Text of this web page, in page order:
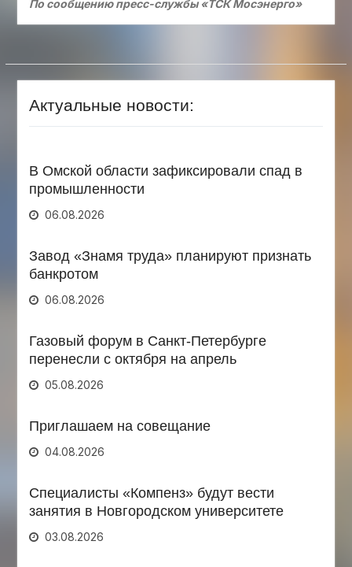
По сообщению пресс-службы «ТСК Мосэнерго»
Актуальные новости:
В Омской области зафиксировали спад в
промышленности
06.08.2026
Завод «Знамя труда» планируют признать
банкротом
06.08.2026
Газовый форум в Санкт-Петербурге
перенесли с октября на апрель
05.08.2026
Приглашаем на совещание
04.08.2026
Специалисты «Компенз» будут вести
занятия в Новгородском университете
03.08.2026